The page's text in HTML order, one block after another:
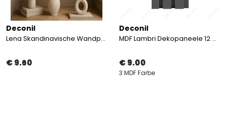
Deconil
Lena Skandinavische Wandpaneele MDF 40*90 cm
€ 9.60
Deconil
MDF Lambri Dekopaneele 12 cm
€ 9.00
3 MDF Farbe